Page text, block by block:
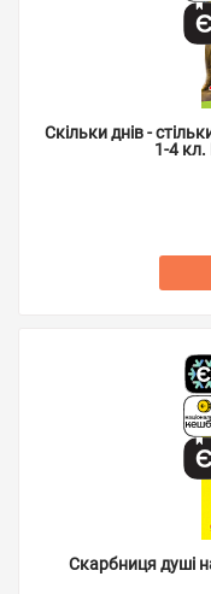
Скільки днів -
1-4 кл.
Скарбниця душі